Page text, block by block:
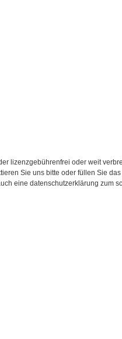
lizenzgebührenfrei oder weit
Sie uns bitte oder füllen Sie
eine datenschutzerklärung zum